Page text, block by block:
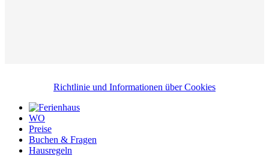
Richtlinie und Informationen über Cookies
WO
Preise
Buchen & Fragen
Hausregeln